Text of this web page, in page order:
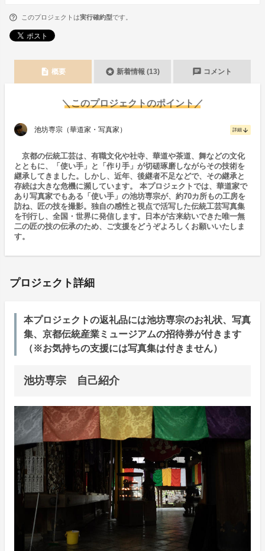
このプロジェクトは実行確約型です。
description 概要 stars 新着情報 (13) chat コメント
＼このプロジェクトのポイント／
池坊専宗（華道家・写真家） 詳細 arrow_downward
京都の伝統工芸は、有職文化や社寺、華道や茶道、舞などの文化
とともに、「使い手」と「作り手」が切磋琢磨しながらその技術を
継承してきました。しかし、近年、後継者不足などで、その継承と
存続は大きな危機に瀕しています。 本プロジェクトでは、華道家で
あり写真家でもある「使い手」の池坊専宗が、約70カ所もの工房を
訪ね、匠の技を撮影。独自の感性と視点で活写した伝統工芸写真集
を刊行し、全国・世界に発信します。日本が古来紡いできた唯一無
二の匠の技の伝承のため、ご支援をどうぞよろしくお願いいたしま
す。
プロジェクト詳細
本プロジェクトの返礼品には池坊専宗のお礼状、写真
集、京都伝統産業ミュージアムの招待券が付きます
（※お気持ちの支援には写真集は付きません）
池坊専宗 自己紹介